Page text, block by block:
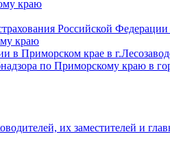
краю
Российской
краю
Приморском крае в
по Приморскому краю в
их заместителей и